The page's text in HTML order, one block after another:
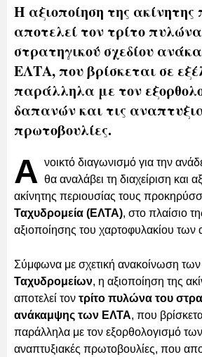
H αξιοποίηση της ακίνητης
αποτελεί τον τρίτο
στρατηγικού σχεδίου
ΕΛΤΑ, που βρίσκεται σε
παράλληλα με τον
δαπανών και τις
πρωτοβουλίες.
Α νοικτό διαγωνισμό για την
θα αναλάβει τη διαχείριση και
ακίνητης περιουσίας τους
Ταχυδρομεία (ΕΛΤΑ), στο πλαίσιο
αξιοποίησης του χαρτοφυλακίου των
Σύμφωνα με σχετική ανακοίνωση των
Ταχυδρομείων, η αξιοποίηση της
αποτελεί τον τρίτο πυλώνα του
ανάκαμψης των ΕΛΤΑ, που
παράλληλα με τον εξορθολογισμό
αναπτυξιακές πρωτοβουλίες, που